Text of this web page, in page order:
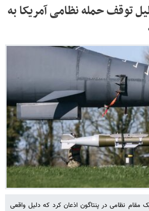
توقف حمله نظامی آمریکا به
مقام نظامی در پنتاگون اذعان کرد که دلیل واقعی